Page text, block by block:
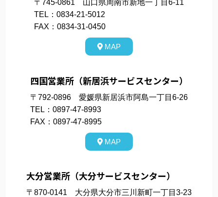
〒745-0861 山口県周南市新地一丁目6-11
TEL：0834-21-5012
FAX：0834-31-0450
MAP
四国営業所（新居浜サービスセンター）
〒792-0896 愛媛県新居浜市阿島一丁目6-26
TEL：0897-47-8993
FAX：0897-47-8995
MAP
大分営業所（大分サービスセンター）
〒870-0141 大分県大分市三川新町一丁目3-23